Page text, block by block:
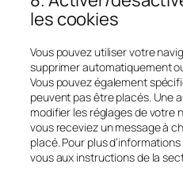
les cookies
Vous pouvez utiliser votre
supprimer automatiquement
Vous pouvez également
peuvent pas être placés. Une
modifier les réglages de votre
vous receviez un message à
placé. Pour plus
vous aux instructions de la